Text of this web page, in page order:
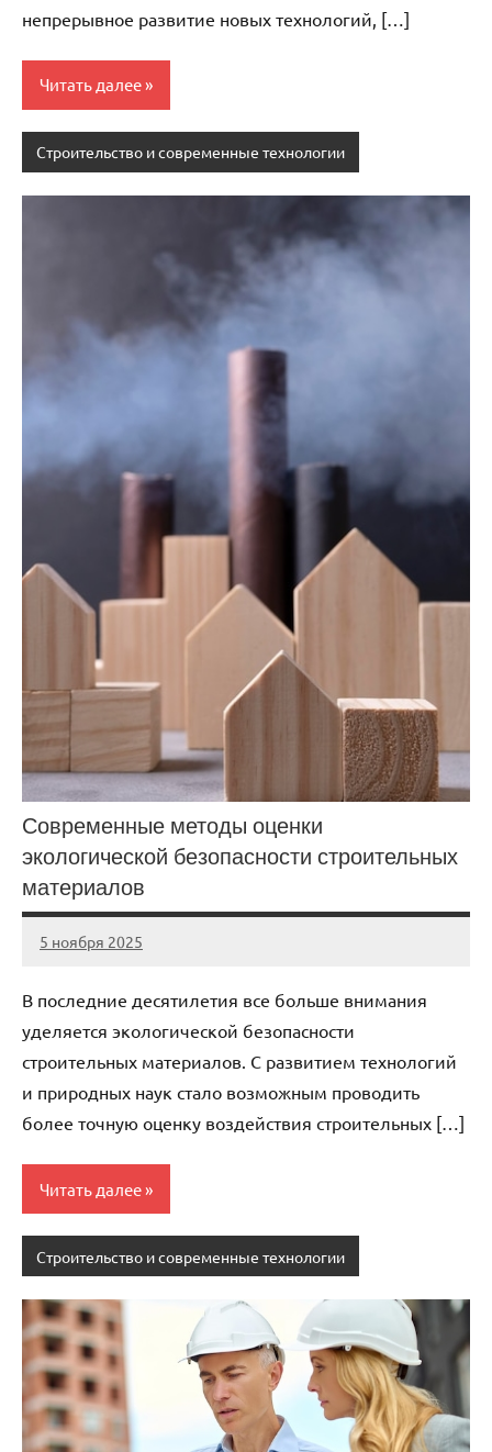
непрерывное развитие новых технологий, […]
Читать далее
Строительство и современные технологии
Современные методы оценки
экологической безопасности строительных
материалов
5 ноября 2025
cement_zavod
Нет
В последние десятилетия все больше внимания
уделяется экологической безопасности
строительных материалов. С развитием технологий
и природных наук стало возможным проводить
более точную оценку воздействия строительных […]
Читать далее
Строительство и современные технологии